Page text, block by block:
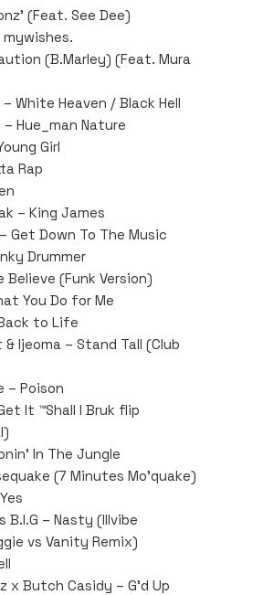
(Feat. See Dee)
mywishes.
(B.Marley) (Feat. Mura
White Heaven / Black Hell
– Hue_man Nature
Girl
Rap
– King James
– Get Down To The Music
Drummer
Believe (Funk Version)
You Do for Me
to Life
Ijeoma – Stand Tall (Club
– Poison
It ™Shall I Bruk flip
In The Jungle
(7 Minutes Mo’quake)
B.I.G – Nasty (Illvibe
vs Vanity Remix)
x Butch Casidy – G’d Up